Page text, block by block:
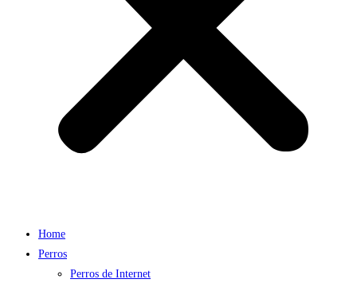
Home
Perros
Perros de Internet